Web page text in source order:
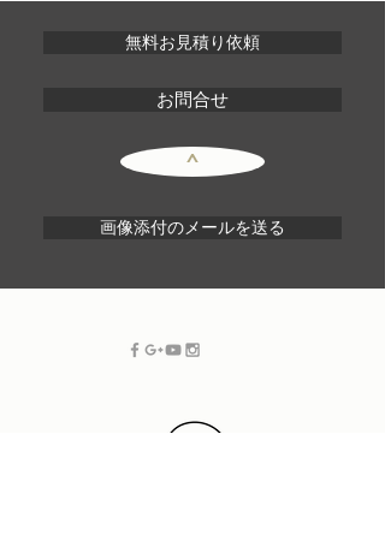
無料お見積り依頼
お問合せ
^
画像添付のメールを送る